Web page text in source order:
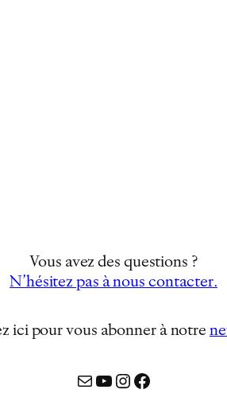
Vous avez des questions ?
N’hésitez pas à nous contacter.
ici pour vous abonner à notre
MailYouTube
Instagram
Facebook